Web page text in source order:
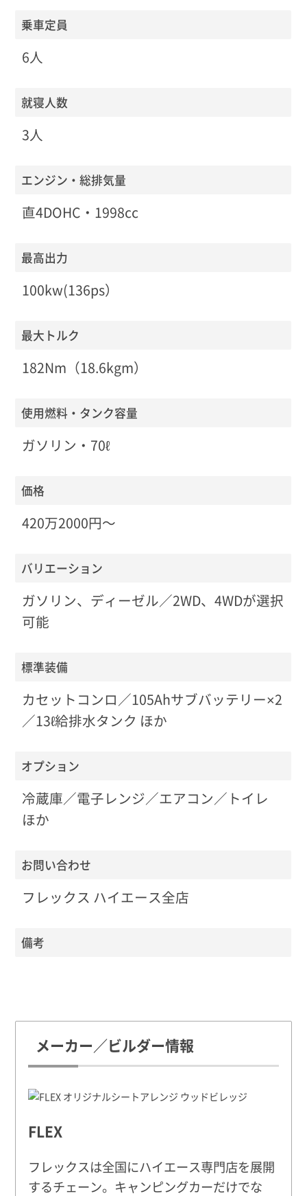
乗車定員
6人
就寝人数
3人
エンジン・総排気量
直4DOHC・1998cc
最高出力
100kw(136ps）
最大トルク
182Nm（18.6kgm）
使用燃料・タンク容量
ガソリン・70ℓ
価格
420万2000円〜
バリエーション
ガソリン、ディーゼル／2WD、4WDが選択
可能
標準装備
カセットコンロ／105Ahサブバッテリー×2
／13ℓ給排水タンク ほか
オプション
冷蔵庫／電子レンジ／エアコン／トイレ
ほか
お問い合わせ
フレックス ハイエース全店
備考
メーカー／ビルダー情報
FLEX
フレックスは全国にハイエース専門店を展開
するチェーン。キャンピングカーだけでな